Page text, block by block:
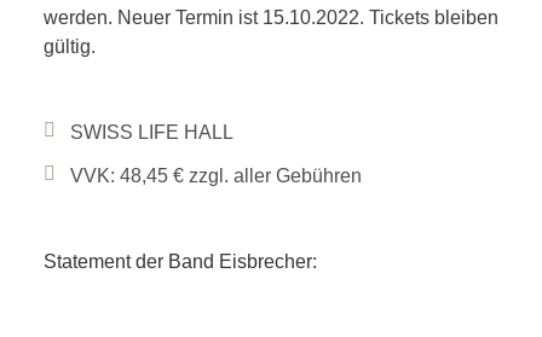
werden. Neuer Termin ist 15.10.2022. Tickets bleiben
gültig.
SWISS LIFE HALL
VVK: 48,45 € zzgl. aller Gebühren
Statement der Band Eisbrecher: